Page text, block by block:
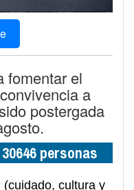
fomentar el
a
postergada
personas
cultura y